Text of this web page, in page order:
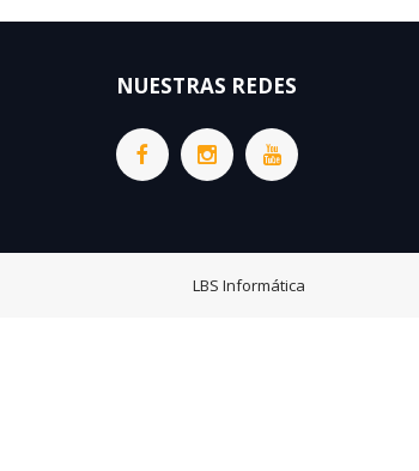
NUESTRAS REDES
LBS Informática